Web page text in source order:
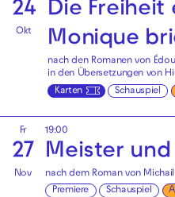
24
Okt
Die Freiheit
Monique
nach den Romanen von
in den Übersetzungen von
Karten
Schauspiel
Fr
27
Nov
19:00
Meister und
nach dem Roman von
Premiere
Schauspiel